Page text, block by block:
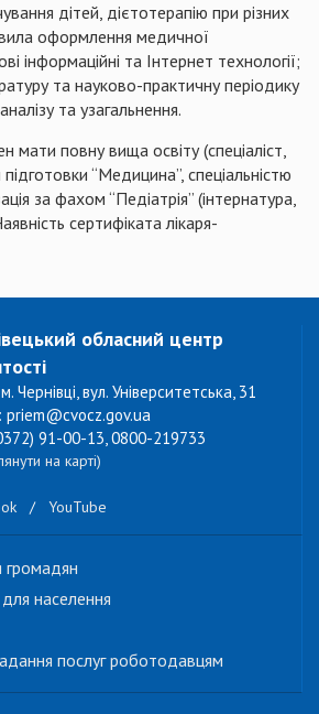
дітей, дієтотерапію при різних
оформлення медичної
інформаційні та Iнтернет технології;
та науково-практичну періодику
та узагальнення.
мати повну вища освіту (спеціаліст,
“Медицина”, спеціальністю
за фахом “Педіатрія” (інтернатура,
сертифіката лікаря-
обласний центр
Чернівці, вул. Університетська, 31
91-00-13, 0800-219733
на карті)
/ YouTube
громадян
населення
послуг роботодавцям